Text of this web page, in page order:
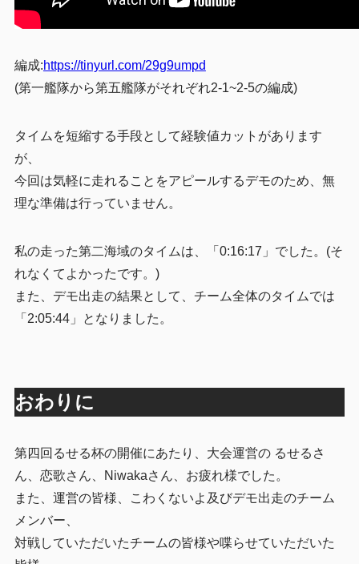
編成:https://tinyurl.com/29g9umpd
(第一艦隊から第五艦隊がそれぞれ2-1~2-5の編成)
タイムを短縮する手段として経験値カットがあります
が、
今回は気軽に走れることをアピールするデモのため、無
理な準備は行っていません。
私の走った第二海域のタイムは、「0:16:17」でした。(そ
れなくてよかったです。)
また、デモ出走の結果として、チーム全体のタイムでは
「2:05:44」となりました。
おわりに
第四回るせる杯の開催にあたり、大会運営の るせるさ
ん、恋歌さん、Niwakaさん、お疲れ様でした。
また、運営の皆様、こわくないよ及びデモ出走のチーム
メンバー、
対戦していただいたチームの皆様や喋らせていただいた